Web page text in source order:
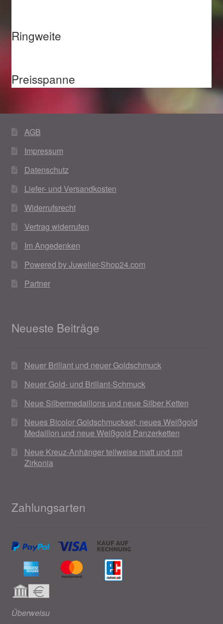
Ringweite
Preisspanne
AGB
Impressum
Datenschutz
Liefer- und Versandkosten
Widerrufsrecht
Vertrag widerrufen
Im Angedenken
Powered by Juwelier-Shop24.com
Partner
Neueste Beiträge
Neuer Brillant und neuer Goldschmuck
Neuer Gold- und Brillant-Schmuck
Neue Silbermedaillons und neue Silber Ketten
Neues Bicolor Goldschmuckset, neues Weißgold
Medaillon und neue Weißgold Panzerketten
Neue Kreuz-Anhänger teilweise matt und mit
Zirkonia
Zahlungsarten
Überweisu